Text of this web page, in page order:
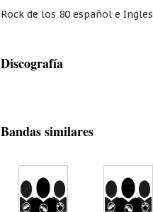
Rock de los 80 español e Ingles
Discografía
Bandas similares